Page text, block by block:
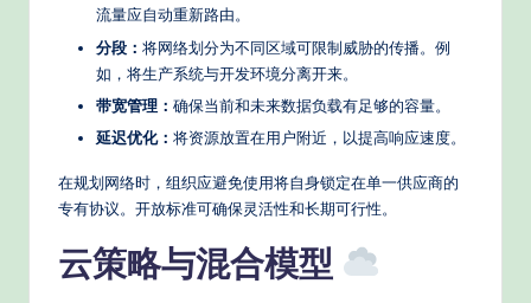
流量应自动重新路由。
分段： 将网络划分为不同区域可限制威胁的传播。例
如，将生产系统与开发环境分离开来。
带宽管理： 确保当前和未来数据负载有足够的容量。
延迟优化： 将资源放置在用户附近，以提高响应速度。
在规划网络时，组织应避免使用将自身锁定在单一供应商的
专有协议。开放标准可确保灵活性和长期可行性。
云策略与混合模型